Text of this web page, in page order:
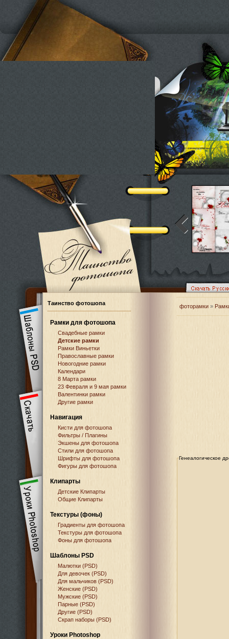
Таинство фотошопа
Рамки для фотошопа
Свадебные рамки
Детские рамки
Рамки Виньетки
Православные рамки
Новогодние рамки
Календари
8 Марта рамки
23 Февраля и 9 мая рамки
Валентинки рамки
Другие рамки
Навигация
Кисти для фотошопа
Фильтры / Плагины
Экшены для фотошопа
Стили для фотошопа
Шрифты для фотошопа
Фигуры для фотошопа
Клипарты
Детские Клипарты
Общие Клипарты
Текстуры (фоны)
Градиенты для фотошопа
Текстуры для фотошопа
Фоны для фотошопа
Шаблоны PSD
Малютки (PSD)
Для девочек (PSD)
Для мальчиков (PSD)
Женские (PSD)
Мужские (PSD)
Парные (PSD)
Другие (PSD)
Скрап наборы (PSD)
Уроки Photoshop
фоторамки »
Генеалогическое